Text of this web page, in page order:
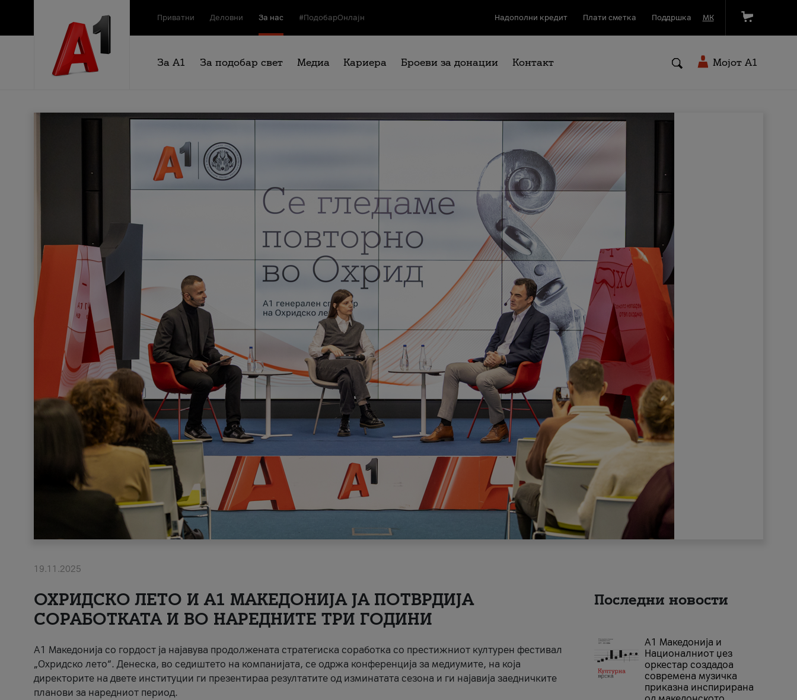
Приватни Деловни За нас #ПодобарОнлајн Надополни кредит Плати сметка Поддршка МК
За А1 За подобар свет Медиа Кариера Броеви за донации Контакт Мојот A1
19.11.2025
ОХРИДСКО ЛЕТО И A1 МАКЕДОНИЈА ЈА ПОТВРДИЈА
СОРАБОТКАТА И ВО НАРЕДНИТЕ ТРИ ГОДИНИ
A1 Македонија со гордост ја најавува продолжената стратегиска соработка со престижниот културен фестивал
„Охридско лето“. Денеска, во седиштето на компанијата, се одржа конференција за медиумите, на која
директорите на двете институции ги презентираа резултатите од изминатата сезона и ги најавија заедничките
планови за наредниот период.
Последни новости
А1 Македонија и
Националниот џез
оркестар создадоа
современа музичка
приказна инспирирана